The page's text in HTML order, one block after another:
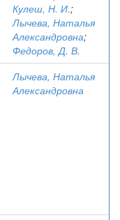
Кулеш, Н. И.;
Лычева, Наталья
Александровна;
Федоров, Д. В.
Лычева, Наталья
Александровна